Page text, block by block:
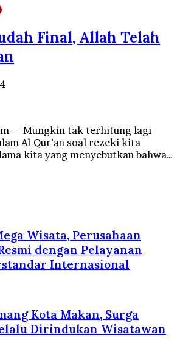
Final, Allah Telah
– Mungkin tak terhitung lagi
Al-Qur’an soal rezeki kita
kita yang menyebutkan bahwa…
Wisata, Perusahaan
dengan Pelayanan
Internasional
Kota Makan, Surga
Dirindukan Wisatawan